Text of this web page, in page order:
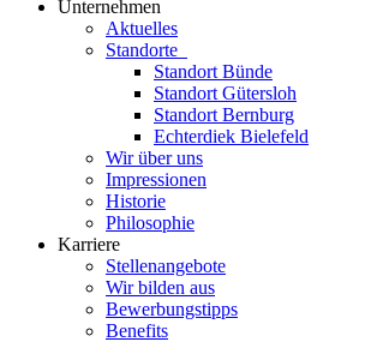
Unternehmen
Aktuelles
Standorte
Standort Bünde
Standort Gütersloh
Standort Bernburg
Echterdiek Bielefeld
Wir über uns
Impressionen
Historie
Philosophie
Karriere
Stellenangebote
Wir bilden aus
Bewerbungstipps
Benefits